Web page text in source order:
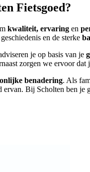
Fietsgoed?
kwaliteit, ervaring en
en de sterke
je op basis van je
zorgen we ervoor
benadering. Als
ervan. Bij Scholten ben je